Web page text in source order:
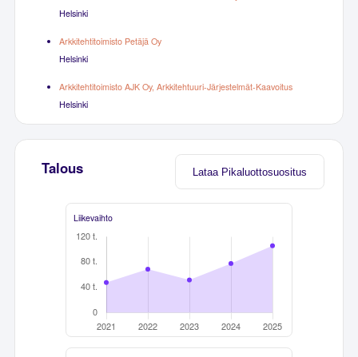
Helsinki
Arkkitehtitoimisto Petäjä Oy
Helsinki
Arkkitehtitoimisto AJK Oy, Arkkitehtuuri-Järjestelmät-Kaavoitus
Helsinki
Lataa Pikaluottosuositus
Talous
Liikevaihto